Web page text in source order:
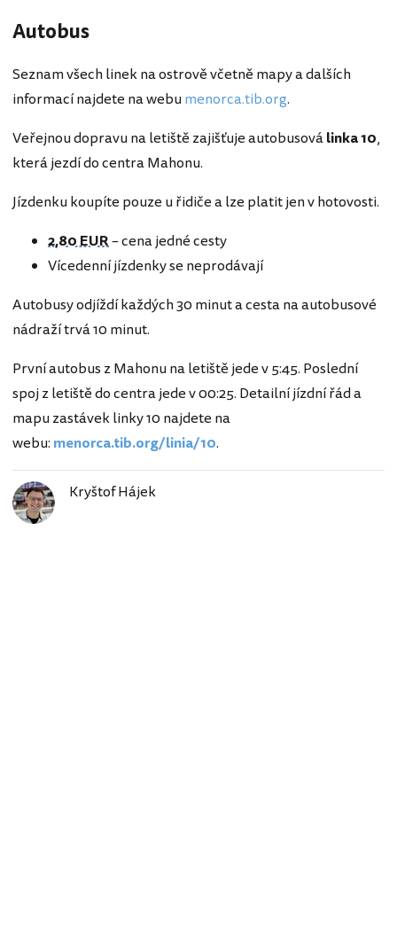
Autobus
Seznam všech linek na ostrově včetně mapy a dalších
informací najdete na webumenorca.tib.org.
Veřejnou dopravu na letiště zajišťuje autobusoválinka10,
která jezdí do centra Mahonu.
Jízdenku koupíte pouze u řidiče a lze platit jen v hotovosti.
2,80 EUR– cena jedné cesty
Vícedenní jízdenky se neprodávají
Autobusy odjíždí každých 30 minut a cesta na autobusové
nádraží trvá 10 minut.
První autobus z Mahonu na letiště jede v 5:45. Poslední
spoj z letiště do centra jede v 00:25. Detailní jízdní řád a
mapu zastávek linky 10 najdete na
webu: menorca.tib.org/linia/10.
Kryštof Hájek